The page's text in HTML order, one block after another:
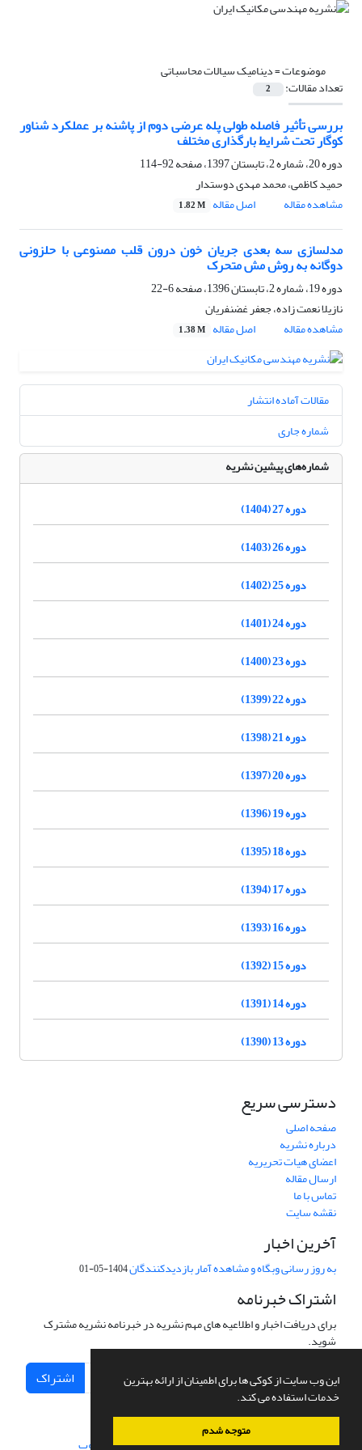
این وب سایت از کوکی ها برای اطمینان از ارائه بهترین
خدمات استفاده می کند.
متوجه شدم
موضوعات =دینامیک سیالات محاسباتی
تعداد مقالات: 2
بررسی تأثیر فاصله طولی پله عرضی دوم از پاشنه بر عملکرد شناور
کوگار تحت شرایط بارگذاری مختلف
دوره 20، شماره 2، تابستان 1397، صفحه
92-114
حمید کاظمی، محمد مهدی دوستدار
مشاهده مقاله
اصل مقاله 1.82 M
مدلسازی سه بعدی جریان خون درون قلب مصنوعی با حلزونی
دوگانه به روش مش متحرک
دوره 19، شماره 2، تابستان 1396، صفحه
6-22
نازیلا نعمت زاده، جعفر غضنفریان
مشاهده مقاله
اصل مقاله 1.38 M
مقالات آماده انتشار
شماره جاری
شماره‌های پیشین نشریه
دوره 27 (1404)
دوره 26 (1403)
دوره 25 (1402)
دوره 24 (1401)
دوره 23 (1400)
دوره 22 (1399)
دوره 21 (1398)
دوره 20 (1397)
دوره 19 (1396)
دوره 18 (1395)
دوره 17 (1394)
دوره 16 (1393)
دوره 15 (1392)
دوره 14 (1391)
دوره 13 (1390)
دسترسی سریع
صفحه اصلی
درباره نشریه
اعضای هیات تحریریه
ارسال مقاله
تماس با ما
نقشه سایت
آخرین اخبار
به روز رسانی وبگاه و مشاهده آمار بازدیدکنندگان1404-05-01
اشتراک خبرنامه
برای دریافت اخبار و اطلاعیه های مهم نشریه در خبرنامه نشریه مشترک
شوید.
اشتراک
سامانه مدیریت نشریات علمی.طراحی و پیاده سازی از سیناوب